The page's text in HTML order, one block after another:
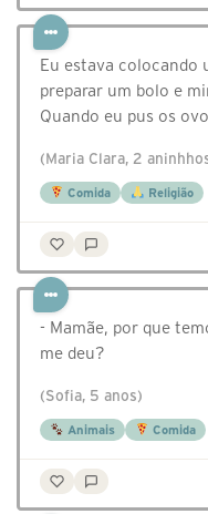
Eu estava colocando
preparar um bolo e
Quando eu pus os
(Maria Clara, 2
Comida Religião
- Mamãe, por que
me deu?
(Sofia, 5 anos)
Animais Comida